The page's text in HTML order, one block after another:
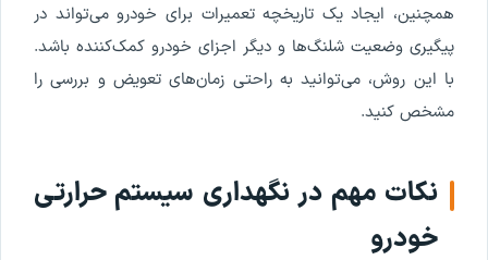
همچنین، ایجاد یک تاریخچه تعمیرات برای خودرو می‌تواند در
پیگیری وضعیت شلنگ‌ها و دیگر اجزای خودرو کمک‌کننده باشد.
با این روش، می‌توانید به راحتی زمان‌های تعویض و بررسی را
مشخص کنید.
نکات مهم در نگهداری سیستم حرارتی
خودرو